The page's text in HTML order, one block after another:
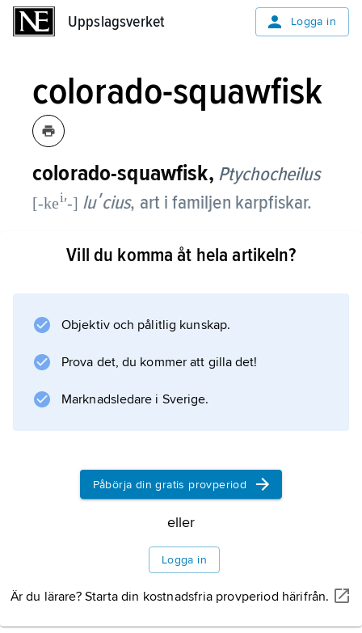
Uppslagsverket Logga in
colorado-squawfisk
colorado-squawfisk, Ptychocheilus
[-keiʹ-] luʹcius, art i familjen karpfiskar.
kunde tidigare bli 1,8 m lång. Den levde då i
och sportfisk. Numera är den starkt begränsad
och utfiskning, och medelstorleken är numera
mindre än hälften av den maximala
Information om artikeln
Vill du komma åt hela artikeln?
Objektiv och pålitlig kunskap.
Prova det, du kommer att gilla det!
Marknadsledare i Sverige.
Påbörja din gratis provperiod
eller
Logga in
Är du lärare? Starta din kostnadsfria provperiod härifrån.